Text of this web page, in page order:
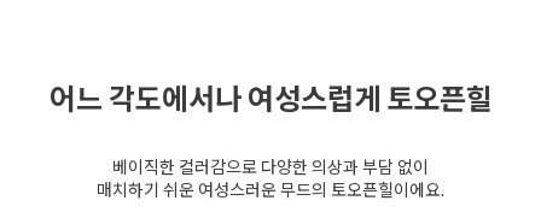
어느 각도에서나 여성스럽게 토오픈힐
베이직한 컬러감으로 다양한 의상과 부담 없이
매치하기 쉬운 여성스러운 무드의 토오픈힐이에요.